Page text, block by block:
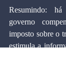
Resumindo:
governo
imposto sobre o
estimula a